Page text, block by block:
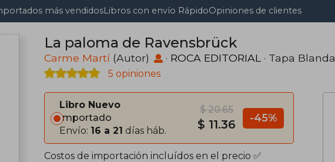
más vendidosLibros con envío RápidoOpiniones de clientes
La paloma de Ravensbrück
Carme Martí (Autor) · ROCA EDITORIAL · Tapa Blanda
5 opiniones
Libro Nuevo
Importado
Envío: 16 a 21 días háb.
$ 20.65
$ 11.36 -45%
Costos de importación incluídos en el precio ✅